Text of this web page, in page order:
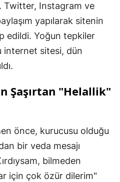
Twitter, Instagram ve
yapılarak sitenin
edildi. Yoğun tepkiler
internet sitesi, dün
Şaşırtan "Helallik"
önce, kurucusu olduğu
bir veda mesajı
bilmeden
için çok özür dilerim"